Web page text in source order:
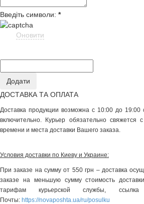
Введіть символи: *
Оновити
ДОСТАВКА ТА ОПЛАТА
Доставка продукции возможна с 10:00 до 19:00
включительно. Курьер обязательно
времени и места доставки Вашего заказа.
Условия доставки по Киеву и Украине:
При заказе на сумму от 550 грн – доставка
заказе на меньшую сумму стоимость
тарифам курьерской службы,
Почты: https://novaposhta.ua/ru/posulku